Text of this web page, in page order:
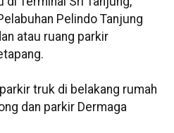
Pelindo Tanjung
atau ruang parkir
truk di belakang rumah
dan parkir Dermaga